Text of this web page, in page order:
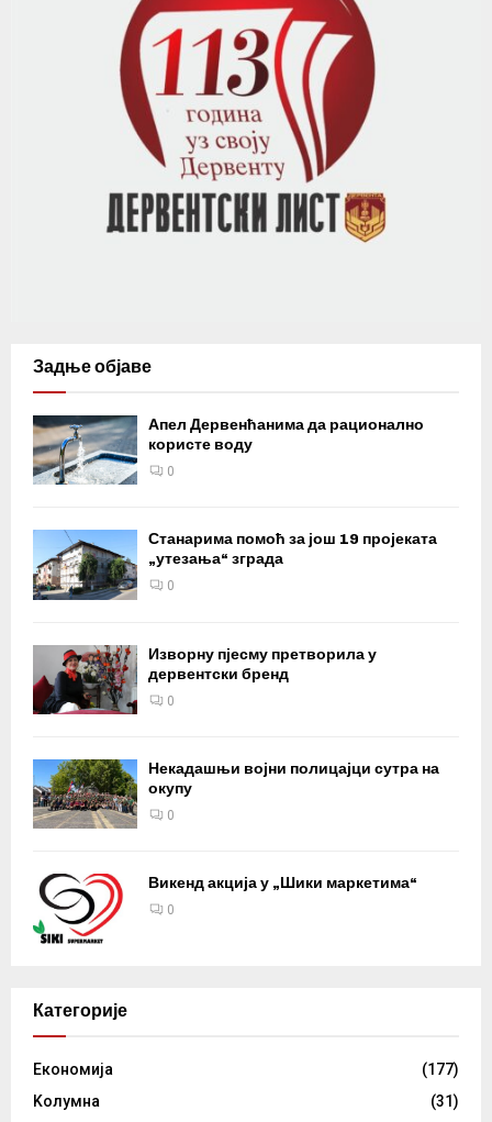
Задње објаве
Апел Дервенћанима да рационално
користе воду
0
Станарима помоћ за још 19 пројеката
„утезања“ зграда
0
Изворну пјесму претворила у
дервентски бренд
0
Некадашњи војни полицајци сутра на
окупу
0
Викенд акција у „Шики маркетима“
0
Категорије
Eкономија
(177)
Kолумнa
(31)